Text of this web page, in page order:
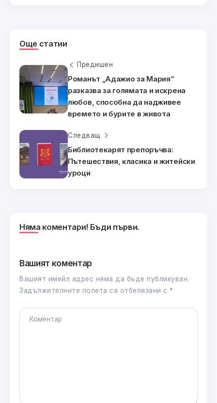
Още статии
Предишен
Романът „Адажио за Мария“
разказва за голямата и искрена
любов, способна да надживее
времето и бурите в живота
Следващ
Библиотекарят препоръчва:
Пътешествия, класика и житейски
уроци
Няма коментари! Бъди първи.
Вашият коментар
Вашият имейл адрес няма да бъде публикуван.
Задължителните полета са отбелязани с *